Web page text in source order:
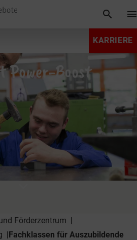
search
KARRIERE
Power-Boost
expand_more
Förderzentrum
Fachklassen für Auszubildende